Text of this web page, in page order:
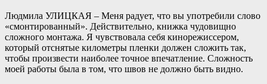
Людмила УЛИЦКАЯ – Меня радует, что вы употребили слово
«смонтированный». Действительно, книжка чудовищно
сложного монтажа. Я чувствовала себя кинорежиссером,
который отснятые километры пленки должен сложить так,
чтобы произвести наиболее точное впечатление. Сложность
моей работы была в том, что швов не должно быть видно.